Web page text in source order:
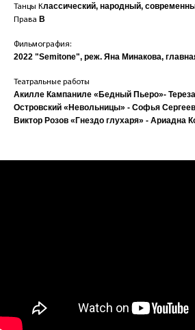
Танцы Классический, народный,
Права В
Фильмография:
2022 "Semitone", реж. Яна Минакова,
Театральные работы
Акилле Кампаниле «Бедный Пьеро»- Тереза
Островский «Невольницы» - Софья
Виктор Розов «Гнездо глухаря» - Ариадна